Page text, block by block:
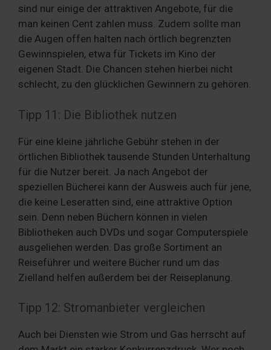
sind nur einige der attraktiven Angebote, für die
man keinen Cent zahlen muss. Zudem sollte man
die Augen offen halten nach örtlich begrenzten
Gewinnspielen, etwa für Tickets im Kino der
eigenen Stadt. Die Chancen stehen hierbei nicht
schlecht, zu den glücklichen Gewinnern zu gehören.
Tipp 11: Die Bibliothek nutzen
Für eine kleine jährliche Gebühr stehen in der
örtlichen Bibliothek tausende Stunden Unterhaltung
für die Nutzer bereit. Ja nach Angebot der
speziellen Bücherei kann der Ausweis auch für jene,
die keine Leseratten sind, eine attraktive Option
sein. Denn neben Büchern können in vielen
Bibliotheken auch DVDs und sogar Computerspiele
ausgeliehen werden. Das große Sortiment an
Reiseführer und weitere Bücher rund um das
Zielland helfen außerdem bei der Reiseplanung.
Tipp 12: Stromanbieter vergleichen
Auch bei Diensten wie Strom und Gas herrscht auf